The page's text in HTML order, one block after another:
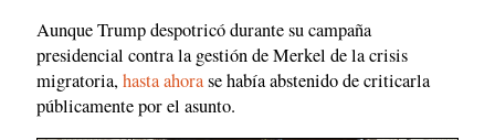
Aunque Trump despotricó durante su campaña
presidencial contra la gestión de Merkel de la crisis
migratoria,hasta ahorase había abstenido de criticarla
públicamente por el asunto.